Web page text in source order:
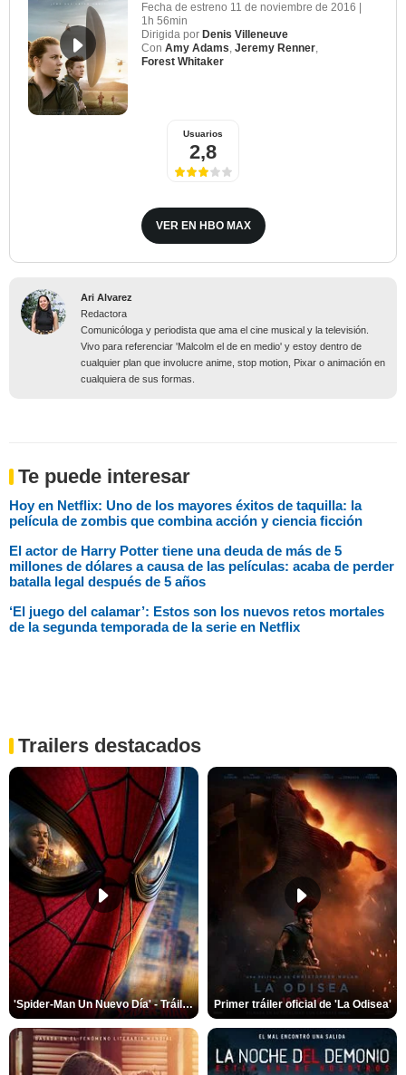
Fecha de estreno 11 de noviembre de 2016
1h 56min
Dirigida por Denis Villeneuve
Con Amy Adams, Jeremy Renner,
Forest Whitaker
Usuarios
2,8
VER EN HBO MAX
Ari Alvarez
Redactora
Comunicóloga y periodista que ama el cine musical y la televisión.
Vivo para referenciar 'Malcolm el de en medio' y estoy dentro de
cualquier plan que involucre anime, stop motion, Pixar o animación en
cualquiera de sus formas.
Te puede interesar
Hoy en Netflix: Uno de los mayores éxitos de taquilla: la
película de zombis que combina acción y ciencia ficción
El actor de Harry Potter tiene una deuda de más de 5
millones de dólares a causa de las películas: acaba de perder
batalla legal después de 5 años
‘El juego del calamar’: Estos son los nuevos retos mortales
de la segunda temporada de la serie en Netflix
Trailers destacados
'Spider-Man Un Nuevo Día' - Tráiler oficial subtitulado Primer tráiler oficial de 'La Odisea'